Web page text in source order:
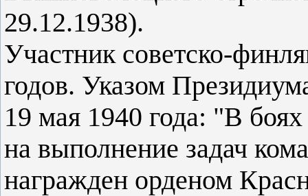
29.12.1938).
Участник советско-
годов. Указом
19 мая 1940 года: "В
на выполнение задач
награжден орденом